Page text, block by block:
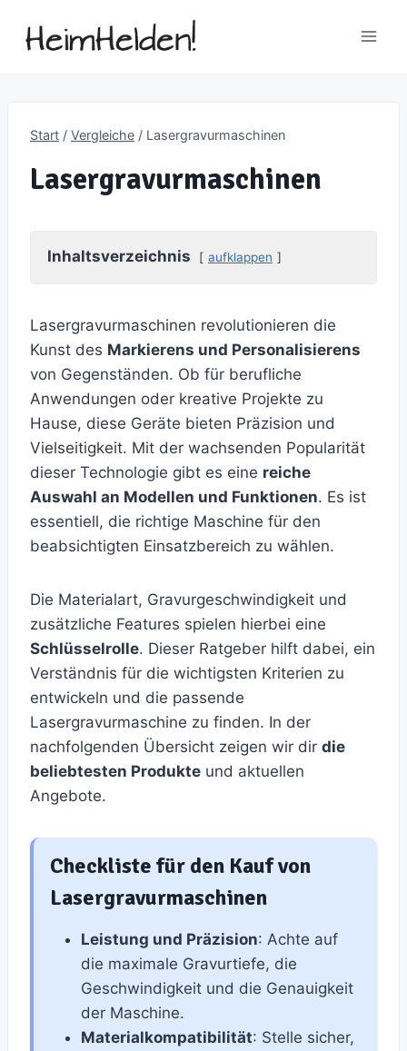
Inhalt
Start / Vergleiche / Lasergravurmaschinen
Lasergravurmaschinen
Inhaltsverzeichnis aufklappen
Lasergravurmaschinen revolutionieren die
Kunst des Markierens und Personalisierens
von Gegenständen. Ob für berufliche
Anwendungen oder kreative Projekte zu
Hause, diese Geräte bieten Präzision und
Vielseitigkeit. Mit der wachsenden Popularität
dieser Technologie gibt es eine reiche
Auswahl an Modellen und Funktionen. Es ist
essentiell, die richtige Maschine für den
beabsichtigten Einsatzbereich zu wählen.
Die Materialart, Gravurgeschwindigkeit und
zusätzliche Features spielen hierbei eine
Schlüsselrolle. Dieser Ratgeber hilft dabei, ein
Verständnis für die wichtigsten Kriterien zu
entwickeln und die passende
Lasergravurmaschine zu finden. In der
nachfolgenden Übersicht zeigen wir dir die
beliebtesten Produkte und aktuellen
Angebote.
Checkliste für den Kauf von
Lasergravurmaschinen
Leistung und Präzision: Achte auf
die maximale Gravurtiefe, die
Geschwindigkeit und die Genauigkeit
der Maschine.
Materialkompatibilität: Stelle sicher,